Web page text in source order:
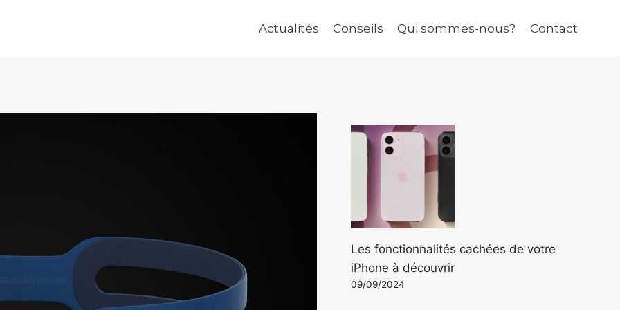
Actualités Conseils Qui sommes-nous? Contact
Les fonctionnalités cachées de votre
iPhone à découvrir
09/09/2024